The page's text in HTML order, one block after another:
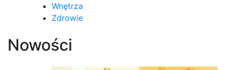
Wnętrza
Zdrowie
Nowości